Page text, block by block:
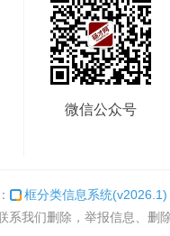
微信公众号
框分类信息系统(v2026.1)
系我们删除，举报信息、删